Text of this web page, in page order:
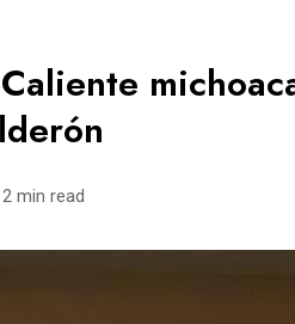
2 min read